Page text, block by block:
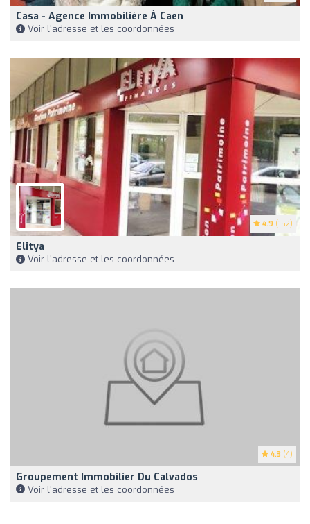
Casa - Agence Immobilière À Caen
Voir l'adresse et les coordonnées
4.9 (152)
Elitya
Voir l'adresse et les coordonnées
4.3 (4)
Groupement Immobilier Du Calvados
Voir l'adresse et les coordonnées